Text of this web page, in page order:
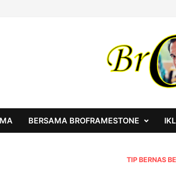
BERSAMA BROFRAMESTONE
TIP BERNAS